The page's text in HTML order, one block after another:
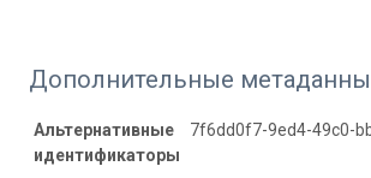
Дополнительные
Альтернативные
идентификаторы
7f6dd0f7-9ed4-49c0-